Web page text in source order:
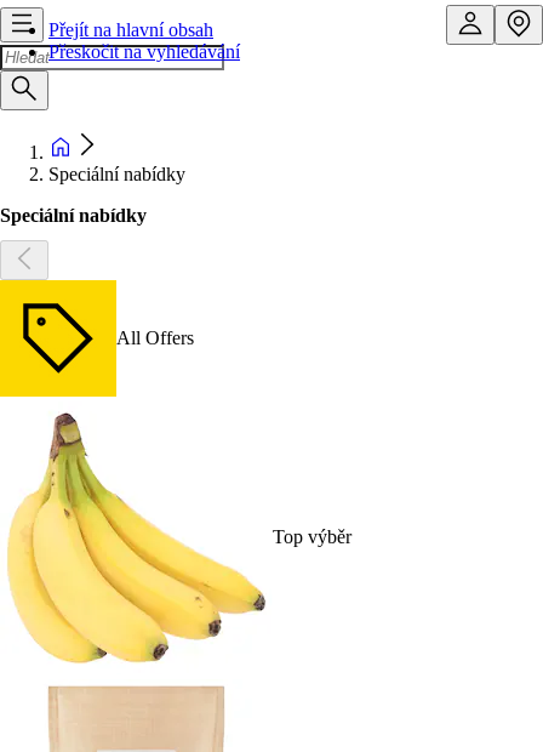
Přejít na hlavní obsah
Přeskočit na vyhledávání
Speciální nabídky
Speciální nabídky
All Offers
Top výběr